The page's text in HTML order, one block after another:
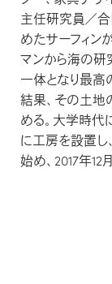
主任研究員／
めたサーフィン
マンから海の研
一体となり最高
結果、その土地
める。大学時代
に工房を設置し
始め、2017年12